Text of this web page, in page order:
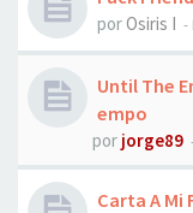
porOsiris I -
Until The
empo
por jorge89
Carta A Mi